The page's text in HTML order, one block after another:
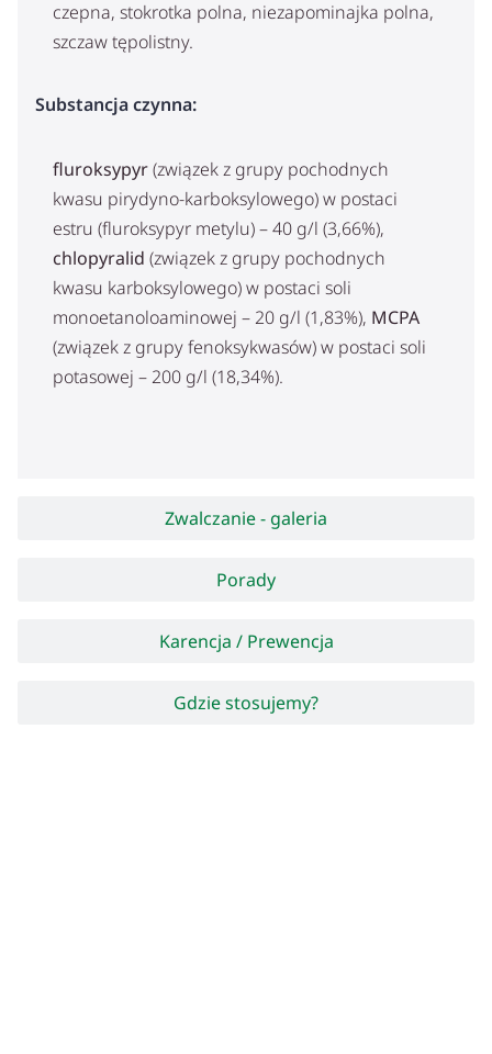
Zwalczanie - galeria
Porady
Karencja / Prewencja
Gdzie stosujemy?
czepna, stokrotka polna, niezapominajka polna,
szczaw tępolistny.
Substancja czynna:
fluroksypyr(związek z grupy pochodnych
kwasu pirydyno-karboksylowego) w postaci
estru (fluroksypyr metylu) – 40 g/l (3,66%),
chlopyralid (związek z grupy pochodnych
kwasu karboksylowego) w postaci soli
monoetanoloaminowej – 20 g/l (1,83%), MCPA
(związek z grupy fenoksykwasów) w postaci soli
potasowej – 200 g/l (18,34%).